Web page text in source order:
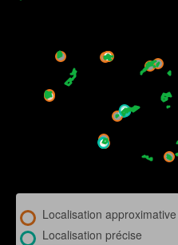
Localisation approximative
Localisation précise